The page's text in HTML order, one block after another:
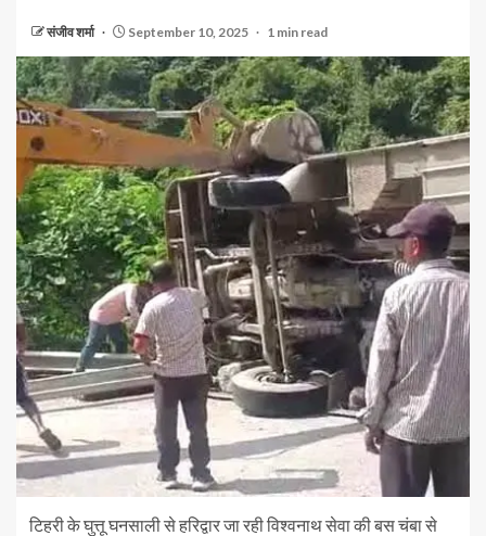
संजीव शर्मा September 10, 2025 1 min read
टिहरी के घुत्तू घनसाली से हरिद्वार जा रही विश्वनाथ सेवा की बस चंबा से